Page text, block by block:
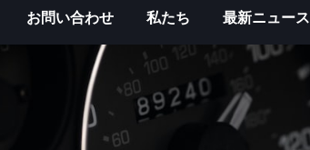
お問い合わせ 私たち 最新ニュース